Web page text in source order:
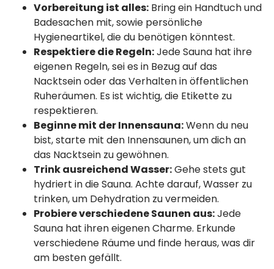
Vorbereitung ist alles: Bring ein Handtuch und
Badesachen mit, sowie persönliche
Hygieneartikel, die du benötigen könntest.
Respektiere die Regeln:Jede Sauna hat ihre
eigenen Regeln, sei es in Bezug auf das
Nacktsein oder das Verhalten in öffentlichen
Ruheräumen. Es ist wichtig, die Etikette zu
respektieren.
Beginne mit der Innensauna:Wenn du neu
bist, starte mit den Innensaunen, um dich an
das Nacktsein zu gewöhnen.
Trink ausreichend Wasser:Gehe stets gut
hydriert in die Sauna. Achte darauf, Wasser zu
trinken, um Dehydration zu vermeiden.
Probiere verschiedene Saunen aus:Jede
Sauna hat ihren eigenen Charme. Erkunde
verschiedene Räume und finde heraus, was dir
am besten gefällt.